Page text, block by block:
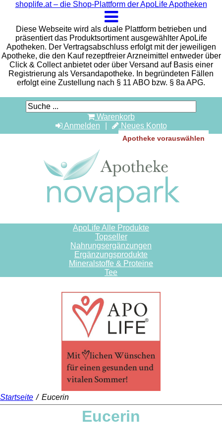
shoplife.at – die Shop-Plattform der ApoLife Apotheken
Diese Webseite wird als duale Plattform betrieben und
präsentiert das Produktsortiment ausgewählter ApoLife
Apotheken. Der Vertragsabschluss erfolgt mit der jeweiligen
Apotheke, die den Kauf rezeptfreier Arzneimittel entweder über
Click & Collect anbietet oder über Versand auf Basis einer
Registrierung als Versandapotheke. In begründeten Fällen
erfolgt eine Zustellung nach § 11 ABO bzw. § 8a APG.
Warenkorb
Anmelden
Neues Konto
Apotheke vorauswählen
ApoLife Alle Produkte
Topseller
Nahrungsergänzungen
Ergänzungsprodukte
Mineralstoffe & Proteine
Tee
Startseite / Eucerin
Eucerin